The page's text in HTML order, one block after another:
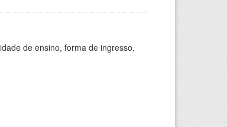
de ensino, forma de ingresso,